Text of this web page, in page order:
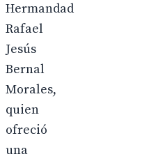
Hermandad
Rafael
Jesús
Bernal
Morales,
quien
ofreció
una